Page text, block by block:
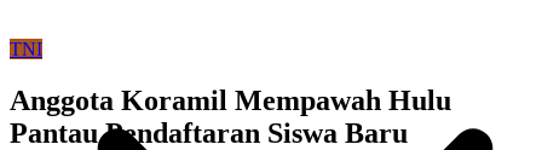
TNI
Anggota Koramil Mempawah Hulu
Pantau Pendaftaran Siswa Baru